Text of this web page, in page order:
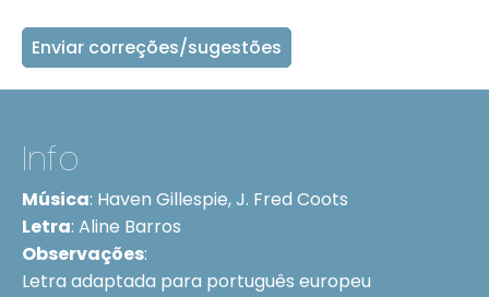
Enviar correções/sugestões
Info
Música: Haven Gillespie, J. Fred Coots
Letra: Aline Barros
Observações:
Letra adaptada para português europeu